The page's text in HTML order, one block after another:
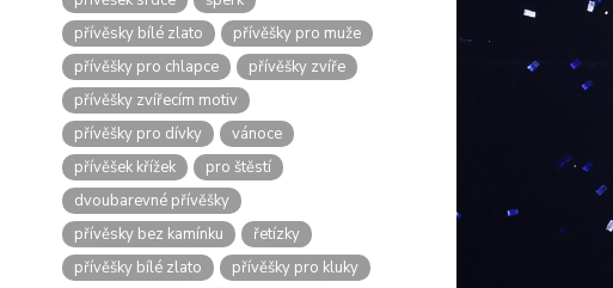
přívěsky bílé zlato
přívěšky pro muže
přívěšky pro chlapce
přívěšky zvíře
přívěšky zvířecím motiv
přívěšky pro dívky
vánoce
přívěšek křížek
pro štěstí
dvoubarevné přívěšky
přívěsky bez kamínku
řetízky
přívěšky bílé zlato
přívěšky pro kluky